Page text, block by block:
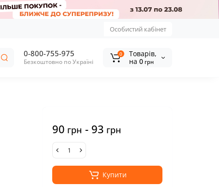
Особистий кабінет
0-800-755-975
Безкоштовно по Україні
0
Tоварів,
на 0 грн
90 грн - 93 грн
Купити